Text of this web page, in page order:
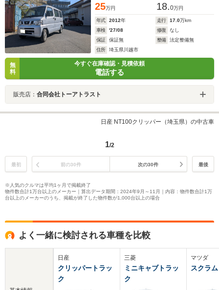
25万円 18.0万円
年式 2012年 走行 17.0万km
車検
'27/08 修復
なし
保証
保証無 整備
法定整備無
住所
埼玉県川越市
無
料
今すぐ在庫確認・見積依頼
電話する
販売店： 合同会社トーアトラスト
日産 NT100クリッパー（埼玉県）の中古車
1/2
最初 前の30件 次の30件 最後
※人気のクルマは平均1ヶ月で掲載終了
物件数合計1万台以上のメーカー｜算出データ期間：2024年9月～11月｜内容：物件数合計1万
台以上のメーカーのうち、掲載が終了した物件数が1,000台以上の場合
よく一緒に検討される車種を比較
日産
クリッパートラッ
ク
三菱
ミニキャブトラッ
ク
マツダ
スクラ